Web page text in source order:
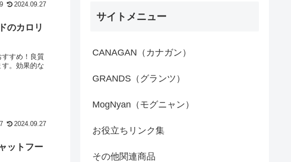
2024.09.27
のカロリ
すめ！良質
。効果的な
2024.09.27
ットフー
サイトメニュー
CANAGAN（カナガン）
GRANDS（グランツ）
MogNyan（モグニャン）
お役立ちリンク集
その他関連商品